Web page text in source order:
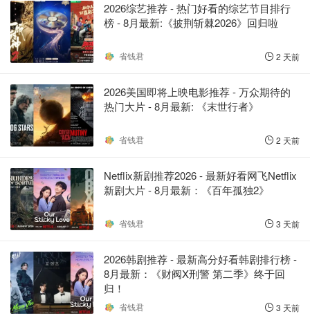
2026综艺推荐 - 热门好看的综艺节目排行
榜 - 8月最新:《​​披荆斩棘2026》回归啦
省钱君 2 天前
2026美国即将上映电影推荐 - 万众期待的
热门大片 - 8月最新: 《末世行者》
省钱君 2 天前
Netflix新剧推荐2026 - 最新好看网飞Netflix
新剧大片 - 8月最新：《​​百年孤独2》
省钱君 3 天前
2026韩剧推荐 - 最新高分好看韩剧排行榜 -
8月最新：《财阀X刑警 第二季》终于回
归！
省钱君 3 天前